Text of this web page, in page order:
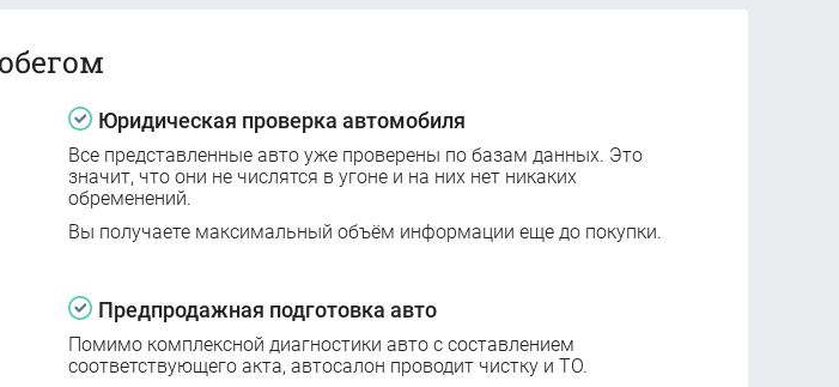
Юридическая проверка автомобиля
Все представленные авто уже проверены по базам данных. Это
значит, что они не числятся в угоне и на них нет никаких
обременений.
Вы получаете максимальный объём информации еще до покупки.
Предпродажная подготовка авто
Помимо комплексной диагностики авто с составлением
соответствующего акта, автосалон проводит чистку и ТО.